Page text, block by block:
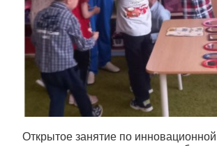
Открытое занятие по